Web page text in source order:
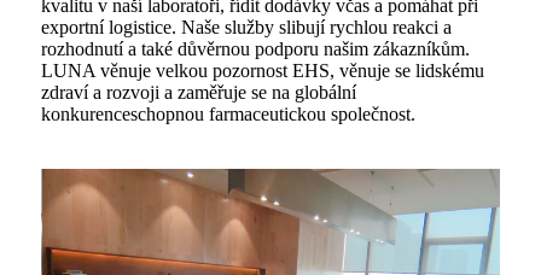
kvalitu v naší laboratoři, řídit dodávky včas a pomáhat při
exportní logistice. Naše služby slibují rychlou reakci a
rozhodnutí a také důvěrnou podporu našim zákazníkům.
LUNA věnuje velkou pozornost EHS, věnuje se lidskému
zdraví a rozvoji a zaměřuje se na globální
konkurenceschopnou farmaceutickou společnost.